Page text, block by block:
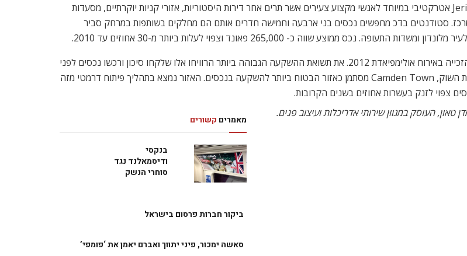
גם מרכז הייטק מתפתח וחברות טכנולוגיה רבות מתמקמות בה. אזור Jericho אטרקטיבי במיוחד לאנשי מקצוע צעירים אשר תרים אחר דירות היסטוריות, אזורי קניות יוקרתיים, מסעדות
סטודנטים בדכ מחפשים נכסים בני ארבעה וחמישה חדרים אותם הם מחלקים בשותפות במרחק סביר
לסיום, כמה מילים על לונדון. רבות דובר על השקעה במזרח העיר סביב הזכייה באירוח אולימפיאדת 2012. את תשואת ההשקעה הגבוהה ביותר הרוויחו אלו שלקחו סיכון ורכשו נכסים לפני
הזכייה. עליית המחירים המשמעותית באזור כבר החלה, וכעת, לאחר רגיעת השוק, Camden Town מסתמן כאזור הבטוח ביותר להשקעה בנכסים. האזור נמצא בתהליך פיתוח דרמטי מזה
צפוי לזנק בעשרות אחוזים בשנים הקרובות.
מאמרים קשורים
בנקסי
ודיסמאלנד נגד
סוחרי הנשק
ביקור חברות פרסום בישראל
סאשה ימכור, פיני יתווך ואברם יאמן את ‘פומפי’